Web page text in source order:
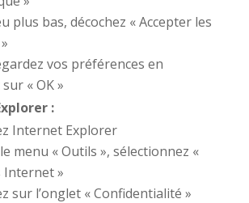
plus bas, décochez « Accepter les
vos préférences en
« OK »
:
Internet Explorer
menu « Outils », sélectionnez «
Internet »
sur l’onglet « Confidentialité »